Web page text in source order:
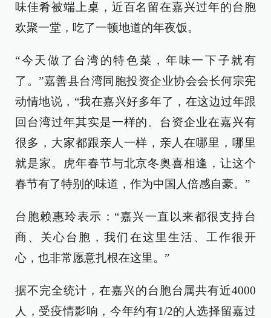
味佳肴被端上桌，近百名留在嘉兴过年的台胞
欢聚一堂，吃了一顿地道的年夜饭。
“今天做了台湾的特色菜，年味一下子就有
了。”嘉善县台湾同胞投资企业协会会长何宗宪
动情地说，“我在嘉兴好多年了，在这边过年跟
回台湾过年其实是一样的。台资企业在嘉兴有
很多，大家都跟亲人一样，亲人在哪里，哪里
就是家。虎年春节与北京冬奥喜相逢，让这个
春节有了特别的味道，作为中国人倍感自豪。”
台胞赖惠玲表示：“嘉兴一直以来都很支持台
商、关心台胞，我们在这里生活、工作很开
心，也非常愿意扎根在这里。”
据不完全统计，在嘉兴的台胞台属共有近4000
人，受疫情影响，今年约有1/2的人选择留嘉过